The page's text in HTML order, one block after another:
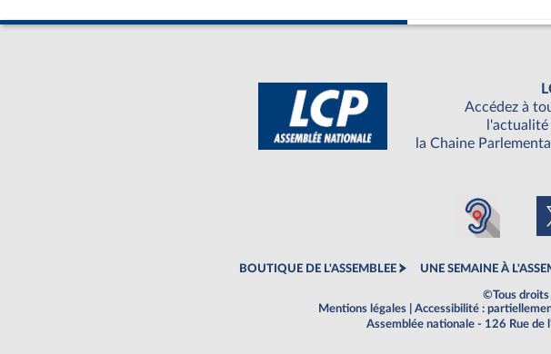
Accédez à
l'actualité
la Chaine
BOUTIQUE DE L'ASSEMBLEE UNE SEMAINE À
©Tous droits
Mentions légales
Accessibilité :
Assemblée nationale - 126 Rue